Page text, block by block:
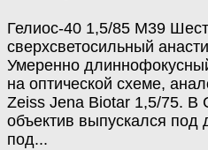
Гелиос-40 1,5/85 М39
сверхсветосильный
Умеренно
на оптической схеме,
Zeiss Jena Biotar 1,5/75. В
объектив выпускался
под...